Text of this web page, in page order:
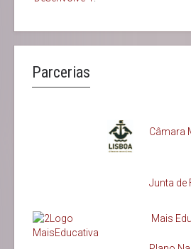
Parcerias
Câmara
Junta de
Mais